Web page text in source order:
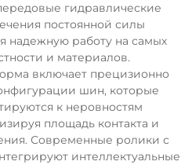
гидравлические
постоянной силы
надежную работу на самых
и материалов.
включает прецизионно
шин, которые
к неровностям
площадь контакта и
Современные ролики с
интеллектуальные